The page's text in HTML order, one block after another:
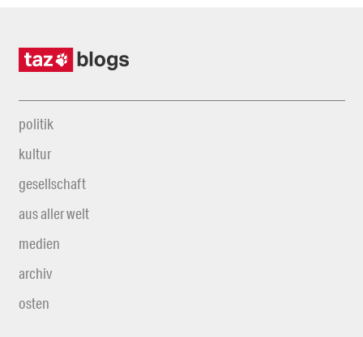
politik
kultur
gesellschaft
aus aller welt
medien
archiv
osten